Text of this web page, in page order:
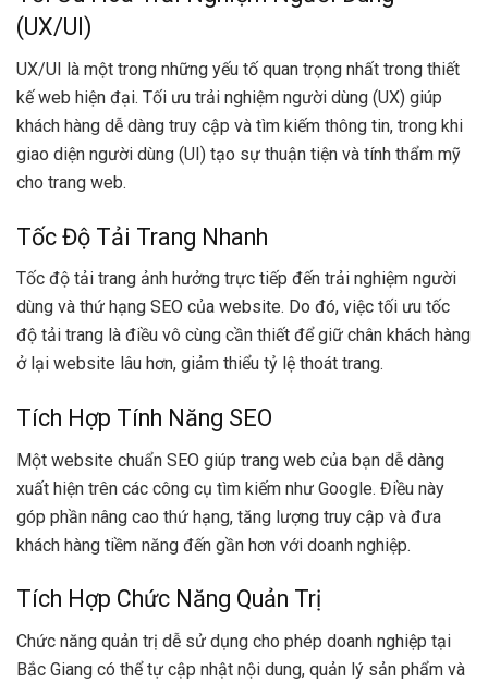
(UX/UI)
UX/UI là một trong những yếu tố quan trọng nhất trong thiết
kế web hiện đại. Tối ưu trải nghiệm người dùng (UX) giúp
khách hàng dễ dàng truy cập và tìm kiếm thông tin, trong khi
giao diện người dùng (UI) tạo sự thuận tiện và tính thẩm mỹ
cho trang web.
Tốc Độ Tải Trang Nhanh
Tốc độ tải trang ảnh hưởng trực tiếp đến trải nghiệm người
dùng và thứ hạng SEO của website. Do đó, việc tối ưu tốc
độ tải trang là điều vô cùng cần thiết để giữ chân khách hàng
ở lại website lâu hơn, giảm thiểu tỷ lệ thoát trang.
Tích Hợp Tính Năng SEO
Một website chuẩn SEO giúp trang web của bạn dễ dàng
xuất hiện trên các công cụ tìm kiếm như Google. Điều này
góp phần nâng cao thứ hạng, tăng lượng truy cập và đưa
khách hàng tiềm năng đến gần hơn với doanh nghiệp.
Tích Hợp Chức Năng Quản Trị
Chức năng quản trị dễ sử dụng cho phép doanh nghiệp tại
Bắc Giang có thể tự cập nhật nội dung, quản lý sản phẩm và